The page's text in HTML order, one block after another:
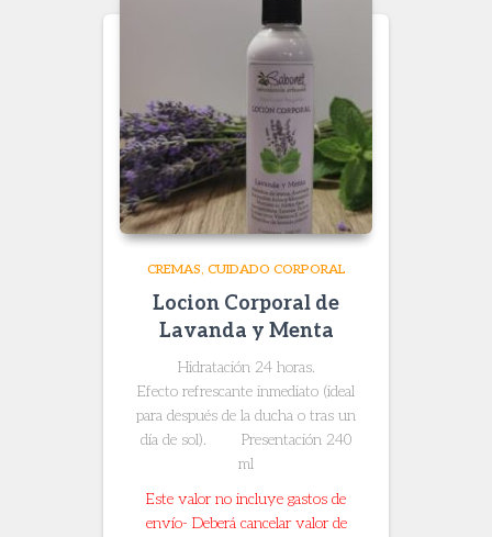
CREMAS CUIDADO CORPORAL
Locion Corporal de
Lavanda y Menta
​Hidratación 24 horas.
​Efecto refrescante inmediato (ideal
para después de la ducha o tras un
día de sol). Presentación 240
ml
Este valor no incluye gastos de
envío- Deberá cancelar valor de